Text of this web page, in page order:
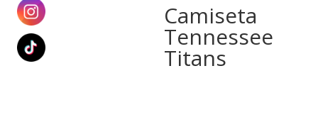
Camiseta
Tennessee
Titans